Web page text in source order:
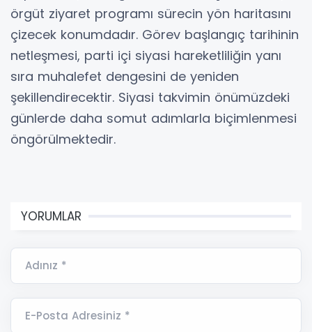
örgüt ziyaret programı sürecin yön haritasını
çizecek konumdadır. Görev başlangıç tarihinin
netleşmesi, parti içi siyasi hareketliliğin yanı
sıra muhalefet dengesini de yeniden
şekillendirecektir. Siyasi takvimin önümüzdeki
günlerde daha somut adımlarla biçimlenmesi
öngörülmektedir.
YORUMLAR
Adınız *
E-Posta Adresiniz *